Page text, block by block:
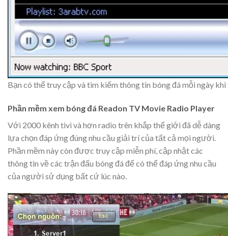
Bạn có thể truy cập và tìm kiếm thông tin bóng đá mỗi ngày
Phần mềm xem bóng đá Readon TV Movie Radio Player
Với 2000 kênh tivi và hơn radio trên khắp thế giới đã dễ dàng
lựa chọn đáp ứng đúng nhu cầu giải trí của tất cả mọi người.
Phần mềm này còn được truy cập miễn phí, cập nhật các
thông tin về các trận đấu bóng đá để có thể đáp ứng nhu cầu
của người sử dụng bất cứ lúc nào.